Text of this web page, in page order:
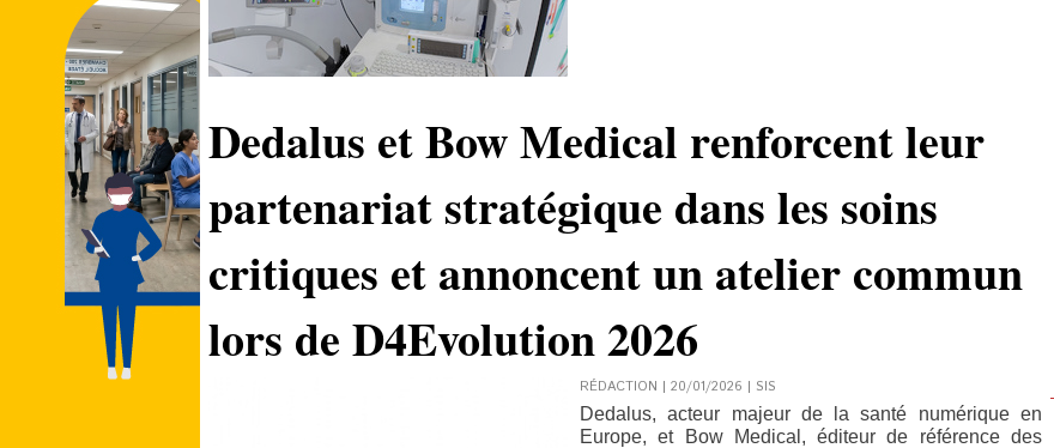
Dedalus et Bow Medical renforcent leur
partenariat stratégique dans les soins
critiques et annoncent un atelier commun
lors de D4Evolution 2026
RÉDACTION | 20/01/2026 | SIS
Dedalus, acteur majeur de la santé numérique en
Europe, et Bow Medical, éditeur de référence des